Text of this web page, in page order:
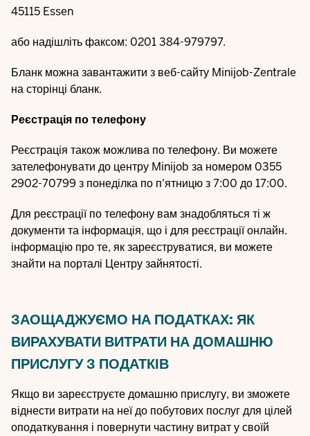
45115 Essen
або надішліть факсом: 0201 384-979797.
Бланк можна завантажити з веб-сайту Minijob-Zentrale
на сторінці бланк.
Реєстрація по телефону
Реєстрація також можлива по телефону. Ви можете
зателефонувати до центру Minijob за номером 0355
2902-70799 з понеділка по п'ятницю з 7:00 до 17:00.
Для реєстрації по телефону вам знадобляться ті ж
документи та інформація, що і для реєстрації онлайн.
інформацію про те, як зареєструватися, ви можете
знайти на порталі Центру зайнятості.
ЗАОЩАДЖУЄМО НА ПОДАТКАХ: ЯК
ВИРАХУВАТИ ВИТРАТИ НА ДОМАШНЮ
ПРИСЛУГУ З ПОДАТКІВ
Якщо ви зареєструєте домашню прислугу, ви зможете
віднести витрати на неї до побутових послуг для цілей
оподаткування і повернути частину витрат у своїй